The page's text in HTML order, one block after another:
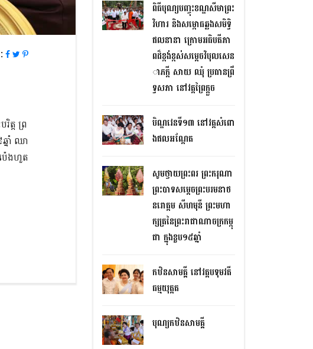
ត ព្រ
នាំ ឈា
េងហួត
ពិធីបុណ្យបញ្ចុះខណ្ឌសីមាព្រះ
វិហារ និងសម្ពោធឆ្លងសមិទ្ធិ​
ផលនានា ក្រោមអធិបតីភា
ពដ៏ខ្ពង់ខ្ពស់សម្តេចវិបុលសេន
ាភក្តី សាយ ឈុំ ប្រធានព្រឹ
ទ្ធសភា នៅវត្តព្រៃក្តួច
បិណ្ឌវេនទី១៣ នៅវត្តសំពោ
ងផលអណ្តែត
សូមថ្វាយព្រះពរ ព្រះករុណា
ព្រះបាទសម្តេចព្រះបរមនាថ
នរោត្តម សីហមុនី ព្រះមហា
ក្សត្រនៃព្រះរាជាណាចក្រកម្ពុ
ជា ក្នុងខួប១៥ឆ្នាំ
កឋិនសាមគ្គី នៅវត្តបទុមវតី
ធម្មយុត្តត
បុណ្យកឋិនសាមគ្គី